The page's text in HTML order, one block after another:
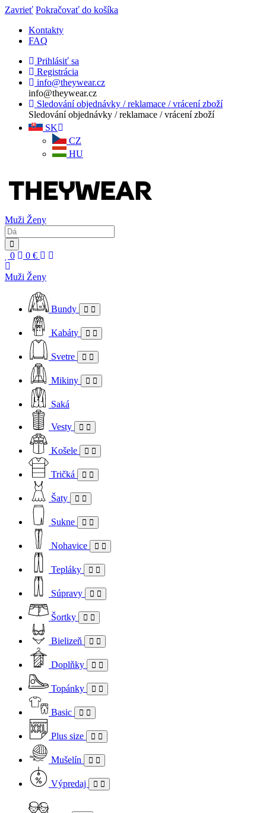
Zavrieť Pokračovať do košíka
Kontakty
FAQ
Prihlásiť sa
Registrácia
info@theywear.cz
info@theywear.cz
Sledování objednávky / reklamace / vrácení zboží
Sledování objednávky / reklamace / vrácení zboží
SK
CZ
HU
Muži Ženy
0 0 €
Muži Ženy
Bundy
Kabáty
Svetre
Mikiny
Saká
Vesty
Košele
Tričká
Šaty
Sukne
Nohavice
Tepláky
Súpravy
Šortky
Bielizeň
Doplňky
Topánky
Basic
Plus size
Mušelín
Výpredaj